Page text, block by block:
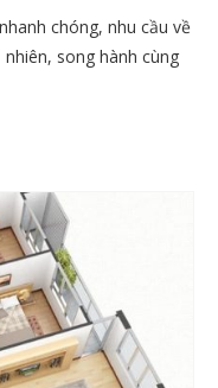
chóng, nhu cầu về
song hành cùng